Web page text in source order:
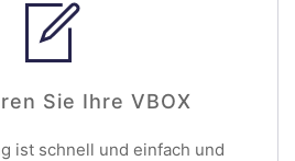
Sie Ihre VBOX
ist schnell und einfach und